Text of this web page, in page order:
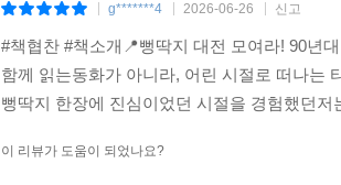
g*******4 2026-06-26 신고
#책협찬 #책소개📍뻥딱지 대전 모여라! 90년
함께 읽는동화가 아니라, 어린 시절로 떠나는
뻥딱지 한장에 진심이었던 시절을 경험했던
이 리뷰가 도움이 되었나요?